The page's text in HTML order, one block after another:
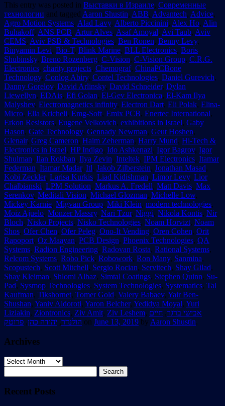
This entry was posted in Выставки в Израиле, Современные
технологии and tagged Aaron Shustin, ABB, Advantech, Advice,
Agro Motion Systems, Alad Lavy, Alberto Piccinini, Alex Ho, Alin
Buhakoff, ANS PCB, Artur Alves, Asaf Amoyal, Avi Taub, Aviv
CEMS, Aviv PSB & Technologies, Ben Ronen, Benny Levy,
Binyamin Levi, Bio-T, Blink Marine, BLL Electronics, Boris
Shubinsky, Breno Rozenberg, C-Vision, C-Vision Group, C.R.G.
Electronics, charity projects, Chemograf, ChinaPCBone
Technology, Conlog Abiry, Contel Technologies, Daniel Gurevich,
Danny Gorelov, David Arlinsky, David Schneider, Dylan
Liewellyn, EDAis, Efi Golan, El-Gev Electronica, El-Kam Ilya
Malyshev, Electromagnetics infinity, Electron Dart, Eli Polak, Elina-
Micro, Ella Kricheli, Emg-Soft, Emix PCB, Enertec International,
Erkon Resistors, Eugene Velkovich, exhibitions in Israel, Gaby
Hason, Gate Technology, Gennady Newman, Geut Hoshen,
Glenair, Greg Cameron, Haim Zeherman, Harry Mund, Hi-Tech &
Electronics in Israel, HP Indigo, Ido Ashkenazi, Igor Bagrov, Igor
Shulman, Ilan Rokban, Ilya Zevin, Inteltek, IPM Electronics, Itamar
Federman, Itamar Madar, Itl, Jakob Zilberstein, Jonathan Masad,
Kobi Zeckler, Larisa Kurkis, Liad Kidishman, Limor Levy, Lior
Chalbianski, LPM Solution, Markus A. Fredell, Matt Davis, Max
Serenkov, Meditali Vision, Michael Glozman, Michelle Low,
Mickey Karnie, Migvan Group, Miki Klein, modern technologies,
Moiz Ajuelo, Monzer Massry, Nari Tzur, Niggi, Nikola Kontis, Nir
Bloch, Nisko Projects, Nisko Technologies, Noam Horvizt, Noam
Shos, Ofer Chen, Ofer Peleg, Ono-It Vending, Oren Cohen, Orit
Rapoport, Oz Maayan, PCB Design, Phoenix Technologies, QA
Systems, Radion Engineering, Radovan Rosta, Rational Systems,
Relcom Systems, Robo Pick, Robowork, Ron Many, Sanmina,
Scopustech, Scott Mitchell, Sergio Rocian, Servitech, Shay Gilad,
Shay Kleiman, Shlomi Albaz, Simtal Coatings, Stephen Quinn, Su-
Pad, Sysmop Technologies, System Technologies, Systematics, Tal
Kaufman, Tikshornet, Tomer Gold, Valery Babaev, Yair Ben-
Shushan, Yaniv Aldoroti, Yaron Belcher, Yedidya Moyal, Yuri
Liziakin, Ziontronics, Ziv Amit, Ziv Leshem, אבישי ברגר, חיים
הולנדר, יהודה כהן, פרוטק on June 13, 2019 by Aaron Shustin.
Archives
Archives
for:
Recent Posts